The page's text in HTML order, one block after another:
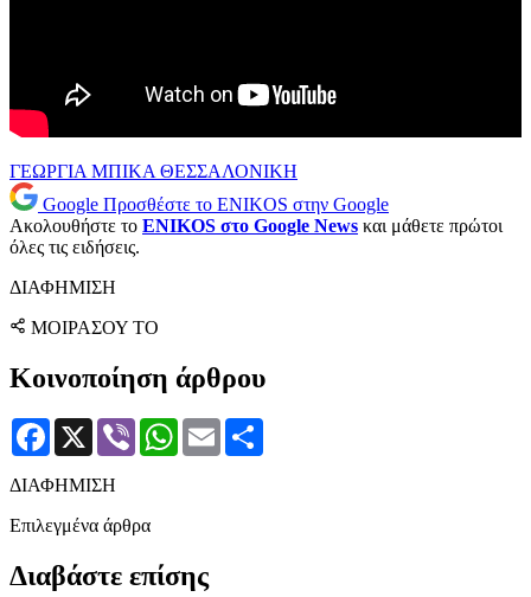
ΓΕΩΡΓΙΑ ΜΠΙΚΑ ΘΕΣΣΑΛΟΝΙΚΗ
Google Προσθέστε το ENIKOS στην Google
Ακολουθήστε το ENIKOS στο Google News και μάθετε πρώτοι
όλες τις ειδήσεις.
ΔΙΑΦΗΜΙΣΗ
ΜΟΙΡΑΣΟΥ ΤΟ
Κοινοποίηση άρθρου
Facebook
X Viber WhatsApp
Email
ΔΙΑΦΗΜΙΣΗ
Επιλεγμένα άρθρα
Διαβάστε επίσης